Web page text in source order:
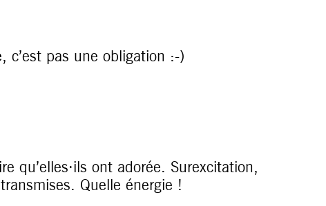
c’est pas une obligation :-)
qu’elles·ils ont adorée. Surexcitation,
Quelle énergie !